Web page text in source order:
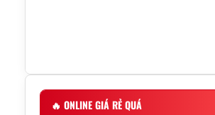
🔥 ONLINE GIÁ RẺ QUÁ